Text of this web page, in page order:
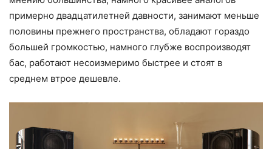
примерно двадцатилетней давности, занимают меньше
половины прежнего пространства, обладают гораздо
большей громкостью, намного глубже воспроизводят
бас, работают несоизмеримо быстрее и стоят в
среднем втрое дешевле.